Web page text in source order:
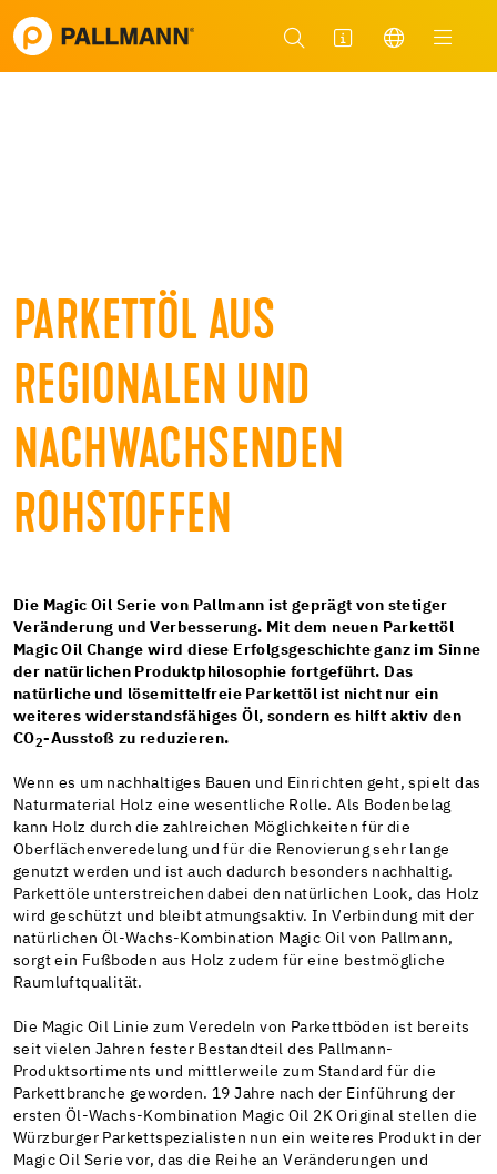
PARKETTÖL AUS
REGIONALEN UND
NACHWACHSENDEN
ROHSTOFFEN
Die Magic Oil Serie von Pallmann ist geprägt von stetiger
Veränderung und Verbesserung. Mit dem neuen Parkettöl
Magic Oil Change wird diese Erfolgsgeschichte ganz im Sinne
der natürlichen Produktphilosophie fortgeführt. Das
natürliche und lösemittelfreie Parkettöl ist nicht nur ein
weiteres widerstandsfähiges Öl, sondern es hilft aktiv den
CO2-Ausstoß zu reduzieren.
Wenn es um nachhaltiges Bauen und Einrichten geht, spielt das
Naturmaterial Holz eine wesentliche Rolle. Als Bodenbelag
kann Holz durch die zahlreichen Möglichkeiten für die
Oberflächenveredelung und für die Renovierung sehr lange
genutzt werden und ist auch dadurch besonders nachhaltig.
Parkettöle unterstreichen dabei den natürlichen Look, das Holz
wird geschützt und bleibt atmungsaktiv. In Verbindung mit der
natürlichen Öl-Wachs-Kombination Magic Oil von Pallmann,
sorgt ein Fußboden aus Holz zudem für eine bestmögliche
Raumluftqualität.
Die Magic Oil Linie zum Veredeln von Parkettböden ist bereits
seit vielen Jahren fester Bestandteil des Pallmann-
Produktsortiments und mittlerweile zum Standard für die
Parkettbranche geworden. 19 Jahre nach der Einführung der
ersten Öl-Wachs-Kombination Magic Oil 2K Original stellen die
Würzburger Parkettspezialisten nun ein weiteres Produkt in der
Magic Oil Serie vor, das die Reihe an Veränderungen und